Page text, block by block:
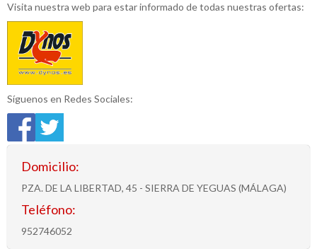
Visita nuestra web para estar informado de todas nuestras ofertas:
Síguenos en Redes Sociales:
Domicilio:
PZA. DE LA LIBERTAD, 45 - SIERRA DE YEGUAS (MÁLAGA)
Teléfono:
952746052